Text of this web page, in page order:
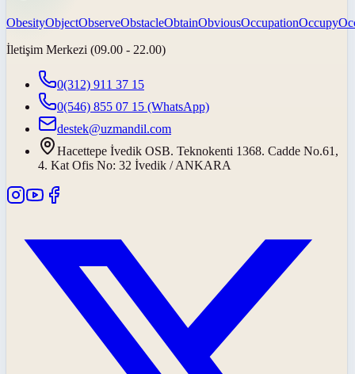
ObesityObjectObserveObstacleObtainObviousOccupationOccupy
İletişim Merkezi (09.00 - 22.00)
0(312) 911 37 15
0(546) 855 07 15 (WhatsApp)
destek@uzmandil.com
Hacettepe İvedik OSB. Teknokenti 1368. Cadde No.61,
4. Kat Ofis No: 32 İvedik / ANKARA